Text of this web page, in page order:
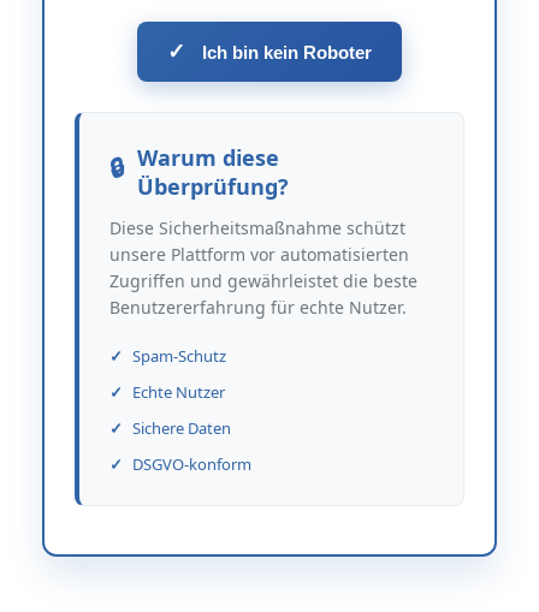
✓ Ich bin kein Roboter
Warum diese
Überprüfung?
Diese Sicherheitsmaßnahme schützt
unsere Plattform vor automatisierten
Zugriffen und gewährleistet die beste
Benutzererfahrung für echte Nutzer.
Spam-Schutz
Echte Nutzer
Sichere Daten
DSGVO-konform